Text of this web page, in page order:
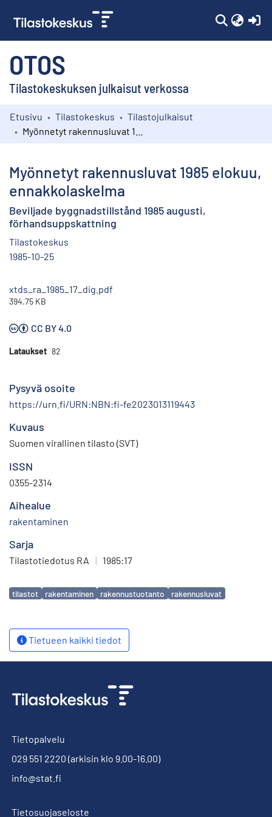
OTOS
Tilastokeskuksen julkaisut verkossa
Kokoelmat
Etusivu Tilastokeskus
Tilastojulkaisut
Myönnetyt rakennusluvat 1985 elokuu,
ennakkolaskelma
Beviljade byggnadstillstånd 1985 augusti,
förhandsuppskattning
Tilastokeskus
1985-10-25
xtds_ra_1985_17_dig.pdf
394.75 KB
CC BY 4.0
Lataukset 82
Pysyvä osoite
https://urn.fi/URN:NBN:fi-fe2023013119443
Kuvaus
Suomen virallinen tilasto (SVT)
ISSN
0355-2314
Aihealue
rakentaminen
Sarja
Tilastotiedotus RA | 1985:17
Avainsanat
tilastot rakentaminen rakennustuotanto rakennusluvat
Tietueen kaikki tiedot
Tietopalvelu
029 551 2220 (arkisin klo 9.00-16.00)
info@stat.fi
Tietosuojaseloste